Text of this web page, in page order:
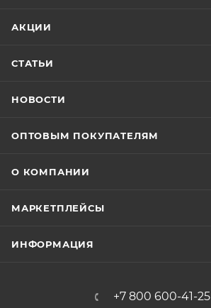
АКЦИИ
СТАТЬИ
НОВОСТИ
ОПТОВЫМ ПОКУПАТЕЛЯМ
О КОМПАНИИ
МАРКЕТПЛЕЙСЫ
ИНФОРМАЦИЯ
+7 800 600-41-25